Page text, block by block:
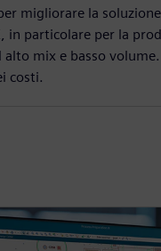
migliorare la soluzione
in particolare per la
alto mix e basso
costi.